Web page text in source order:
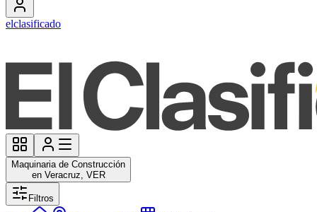
elclasificado
Maquinaria de Construcción
en Veracruz, VER
Filtros